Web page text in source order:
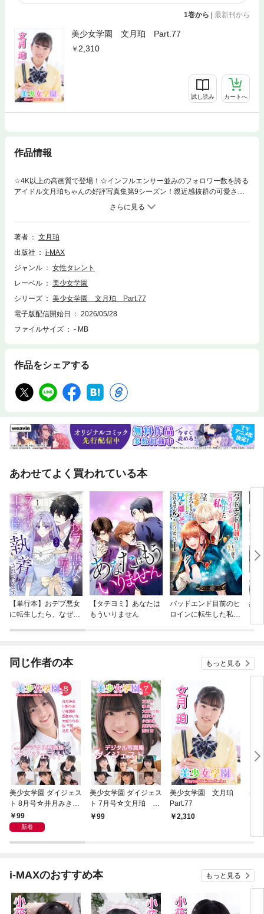
1巻から 最新刊から
美少女学園 文月珀 Part.77
2,310
試し読み カートへ
作品情報
☆4K以上の高画質で登場！☆インフルエンサー並みのフォロワー数を誇る
アイドル文月珀ちゃんの好評写真集第9シーズン！親近感抜群の可愛さの
珀ちゃんの眩しい水着姿は超貴重！みんな大好き♡文月珀ちゃんの美しい
姿を美麗画像でお楽しみください！文月珀「美少女学園」シリーズ77弾出
演：文月珀（Fumituki Haku）収録ページ：151（増量）ページ収録衣装：
学生服・白ワンピース・ピンクレオタード・赤ビキニモデル：撮影時の年
著者
文月珀
出版社
i-MAX
ジャンル
女性タレント
レーベル
美少女学園
シリーズ
美少女学園 文月珀 Part.77
電子版配信開始日
2026/05/28
ファイルサイズ
- MB
作品をシェアする
あわせてよく買われている本
【単行本】おデブ悪女
に転生したら、なぜか
【タテヨミ】あなたは
もういりません
バッドエンド目前のヒ
ロインに転生した私、
結
同じ作者の本 もっと見る
美少女学園 ダイジェス
ト 8月号☆井月みき
川野りあ 小花真彩
西巻ゆいな 大城りり
99
新着
美少女学園 ダイジェス
ト 7月号☆文月珀 椿
みり 大城りりあ 川
99
美少女学園 文月珀
Part.77
2,310
美
i-MAXのおすすめ本 もっと見る